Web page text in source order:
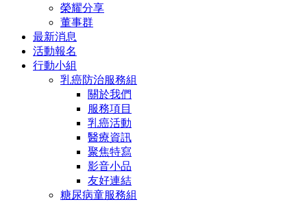
榮耀分享
董事群
最新消息
活動報名
行動小組
乳癌防治服務組
關於我們
服務項目
乳癌活動
醫療資訊
聚焦特寫
影音小品
友好連結
糖尿病童服務組